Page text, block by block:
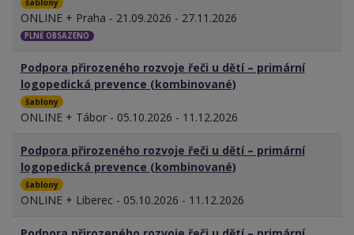
šablony
ONLINE + Praha - 21.09.2026 - 27.11.2026
PLNĚ OBSAZENO
Podpora přirozeného rozvoje řeči u dětí – primární
logopedická prevence (kombinované)
šablony
ONLINE + Tábor - 05.10.2026 - 11.12.2026
Podpora přirozeného rozvoje řeči u dětí – primární
logopedická prevence (kombinované)
šablony
ONLINE + Liberec - 05.10.2026 - 11.12.2026